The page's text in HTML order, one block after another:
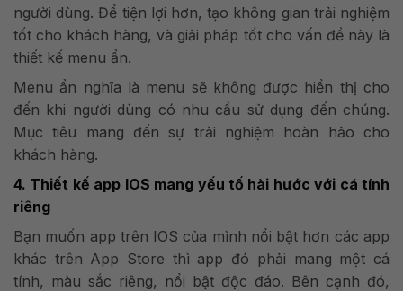
người dùng. Để tiện lợi hơn, tạo không gian trải nghiệm
tốt cho khách hàng, và giải pháp tốt cho vấn đề này là
thiết kế menu ẩn.
Menu ẩn nghĩa là menu sẽ không được hiển thị cho
đến khi người dùng có nhu cầu sử dụng đến chúng.
Mục tiêu mang đến sự trải nghiệm hoàn hảo cho
khách hàng.
4. Thiết kế app IOS mang yếu tố hài hước với cá tính
riêng
Bạn muốn app trên IOS của mình nổi bật hơn các app
khác trên App Store thì app đó phải mang một cá
tính, màu sắc riêng, nổi bật độc đáo. Bên cạnh đó,